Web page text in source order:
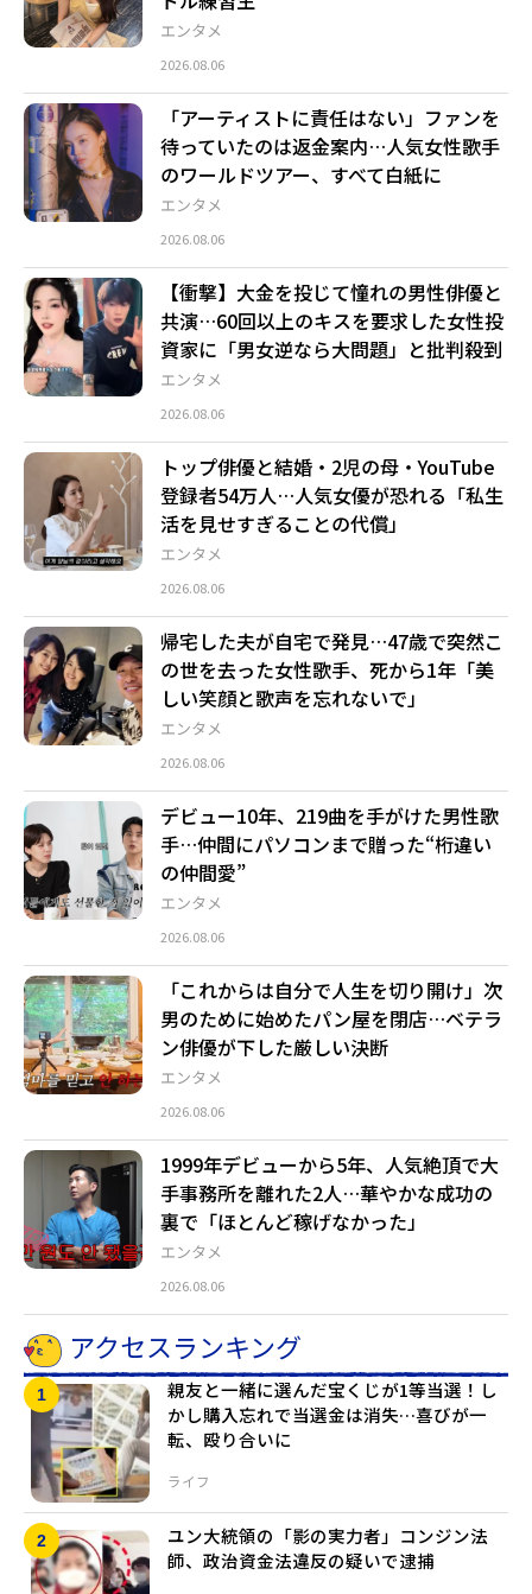
エンタメ
2026.08.06
エンタメ
「アーティストに責任はない」ファンを
待っていたのは返金案内…人気女性歌手
のワールドツアー、すべて白紙に
2026.08.06
エンタメ
【衝撃】大金を投じて憧れの男性俳優と
共演…60回以上のキスを要求した女性投
資家に「男女逆なら大問題」と批判殺到
2026.08.06
エンタメ
トップ俳優と結婚・2児の母・YouTube
登録者54万人…人気女優が恐れる「私生
活を見せすぎることの代償」
2026.08.06
エンタメ
帰宅した夫が自宅で発見…47歳で突然こ
の世を去った女性歌手、死から1年「美
しい笑顔と歌声を忘れないで」
2026.08.06
エンタメ
デビュー10年、219曲を手がけた男性歌
手…仲間にパソコンまで贈った“桁違い
の仲間愛”
2026.08.06
エンタメ
「これからは自分で人生を切り開け」次
男のために始めたパン屋を閉店…ベテラ
ン俳優が下した厳しい決断
2026.08.06
エンタメ
1999年デビューから5年、人気絶頂で大
手事務所を離れた2人…華やかな成功の
裏で「ほとんど稼げなかった」
2026.08.06
アクセスランキング
ライフ
親友と一緒に選んだ宝くじが1等当選！し
かし購入忘れで当選金は消失…喜びが一
転、殴り合いに
ユン大統領の「影の実力者」コンジン法
師、政治資金法違反の疑いで逮捕